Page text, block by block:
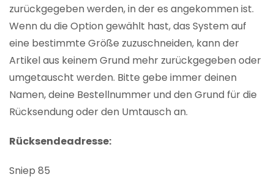
zurückgegeben werden, in der es angekommen ist.
Wenn du die Option gewählt hast, das System auf
eine bestimmte Größe zuzuschneiden, kann der
Artikel aus keinem Grund mehr zurückgegeben oder
umgetauscht werden. Bitte gebe immer deinen
Namen, deine Bestellnummer und den Grund für die
Rücksendung oder den Umtausch an.
Rücksendeadresse:
Sniep 85